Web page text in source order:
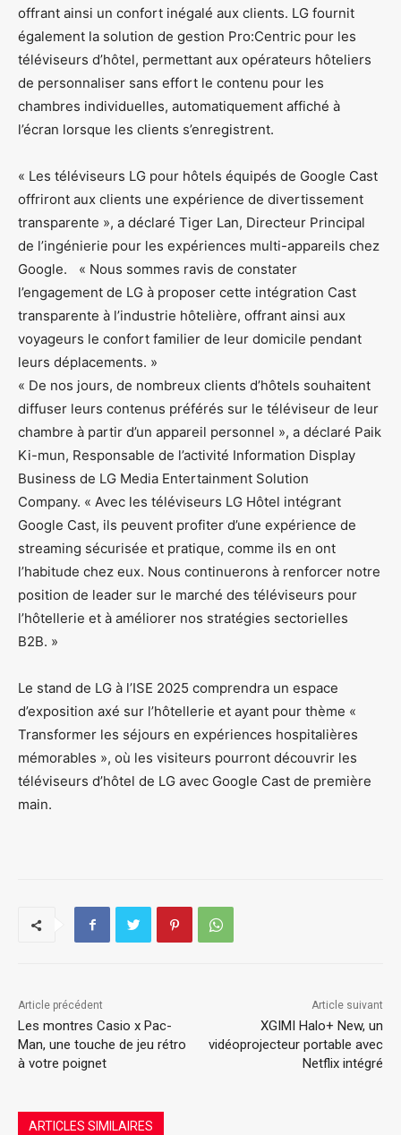
offrant ainsi un confort inégalé aux clients. LG fournit
également la solution de gestion Pro:Centric pour les
téléviseurs d’hôtel, permettant aux opérateurs hôteliers
de personnaliser sans effort le contenu pour les
chambres individuelles, automatiquement affiché à
l’écran lorsque les clients s’enregistrent.
« Les téléviseurs LG pour hôtels équipés de Google Cast
offriront aux clients une expérience de divertissement
transparente », a déclaré Tiger Lan, Directeur Principal
de l’ingénierie pour les expériences multi-appareils chez
Google. « Nous sommes ravis de constater
l’engagement de LG à proposer cette intégration Cast
transparente à l’industrie hôtelière, offrant ainsi aux
voyageurs le confort familier de leur domicile pendant
leurs déplacements. »
« De nos jours, de nombreux clients d’hôtels souhaitent
diffuser leurs contenus préférés sur le téléviseur de leur
chambre à partir d’un appareil personnel », a déclaré Paik
Ki-mun, Responsable de l’activité Information Display
Business de LG Media Entertainment Solution
Company. « Avec les téléviseurs LG Hôtel intégrant
Google Cast, ils peuvent profiter d’une expérience de
streaming sécurisée et pratique, comme ils en ont
l’habitude chez eux. Nous continuerons à renforcer notre
position de leader sur le marché des téléviseurs pour
l’hôtellerie et à améliorer nos stratégies sectorielles
B2B. »
Le stand de LG à l’ISE 2025 comprendra un espace
d’exposition axé sur l’hôtellerie et ayant pour thème «
Transformer les séjours en expériences hospitalières
mémorables », où les visiteurs pourront découvrir les
téléviseurs d’hôtel de LG avec Google Cast de première
main.
Article précédent
Les montres Casio x Pac-
Man, une touche de jeu rétro
à votre poignet
Article suivant
XGIMI Halo+ New, un
vidéoprojecteur portable avec
Netflix intégré
ARTICLES SIMILAIRES